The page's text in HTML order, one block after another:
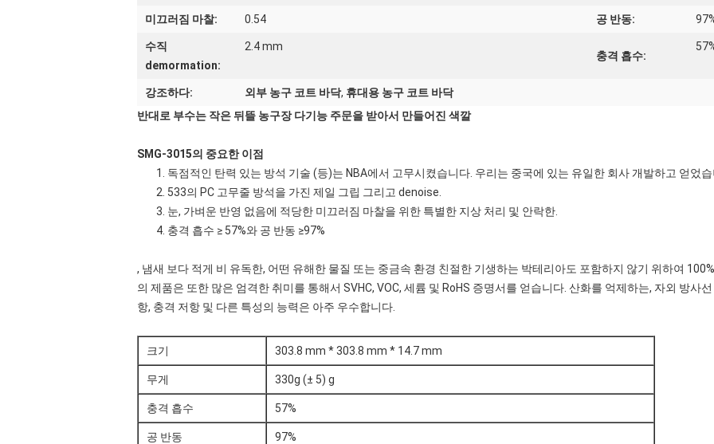
미끄러짐 마찰: 0.54 공 반동:
수직
demormation:
2.4 mm
충격 흡수:
강조하다: 외부 농구 코트 바닥, 휴대용 농구 코트 바닥
반대로 부수는 작은 뒤뜰 농구장 다기능 주문을 받아서 만들어진 색깔
SMG-3015의 중요한 이점
1. 독점적인 탄력 있는 방석 기술 (등)는 NBA에서 고무시켰습니다. 우리는 중국에 있는 유일한 회사 개발하고 얻었
2. 533의 PC 고무줄 방석을 가진 제일 그립 그리고 denoise.
3. 눈, 가벼운 반영 없음에 적당한 미끄러짐 마찰을 위한 특별한 지상 처리 및 안락한.
4. 충격 흡수 ≥ 57%와 공 반동 ≥97%
, 냄새 보다 적게 비 유독한, 어떤 유해한 물질 또는 중금속 환경 친절한 기생하는 박테리아도 포함하지 않기 위하여
의 제품은 또한 많은 엄격한 취미를 통해서 SVHC, VOC, 세륨 및 RoHS 증명서를 얻습니다. 산화를 억제하는, 자외 방사
항, 충격 저항 및 다른 특성의 능력은 아주 우수합니다.
크기 303.8 mm * 303.8 mm * 14.7 mm
무게 330g (± 5) g
충격 흡수 57%
공 반동 97%